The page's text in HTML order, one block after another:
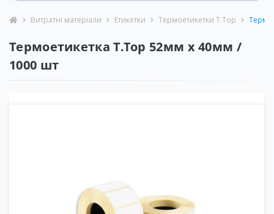
Витратні матеріали Етикетки Термоетикетки T.Top
Термоетикетка T.Top 52мм х 40мм /
1000 шт